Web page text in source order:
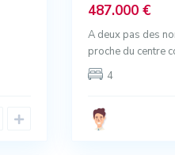
487.000 €
A deux pas des
proche du centre
4